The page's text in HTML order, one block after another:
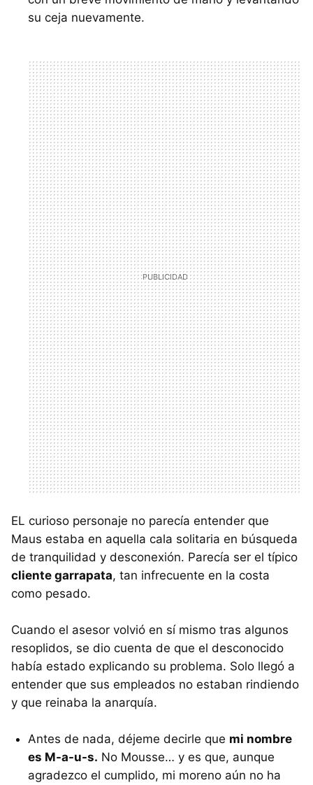
su ceja nuevamente.
EL curioso personaje no parecía entender que
Maus estaba en aquella cala solitaria en búsqueda
de tranquilidad y desconexión. Parecía ser el típico
cliente garrapata, tan infrecuente en la costa
como pesado.
Cuando el asesor volvió en sí mismo tras algunos
resoplidos, se dio cuenta de que el desconocido
había estado explicando su problema. Solo llegó a
entender que sus empleados no estaban rindiendo
y que reinaba la anarquía.
Antes de nada, déjeme decirle que mi nombre
es M-a-u-s. No Mousse… y es que, aunque
agradezco el cumplido, mi moreno aún no ha